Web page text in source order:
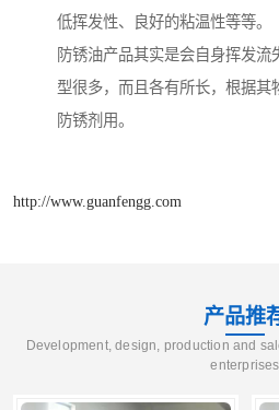
低挥发性、良好的粘温性等等。
防锈油产品其实是会自身挥发流
型很多，而且各有所长，根据其
防锈剂用。
http://www.guanfengg.com
产品推
Development, design, production and
enterprises